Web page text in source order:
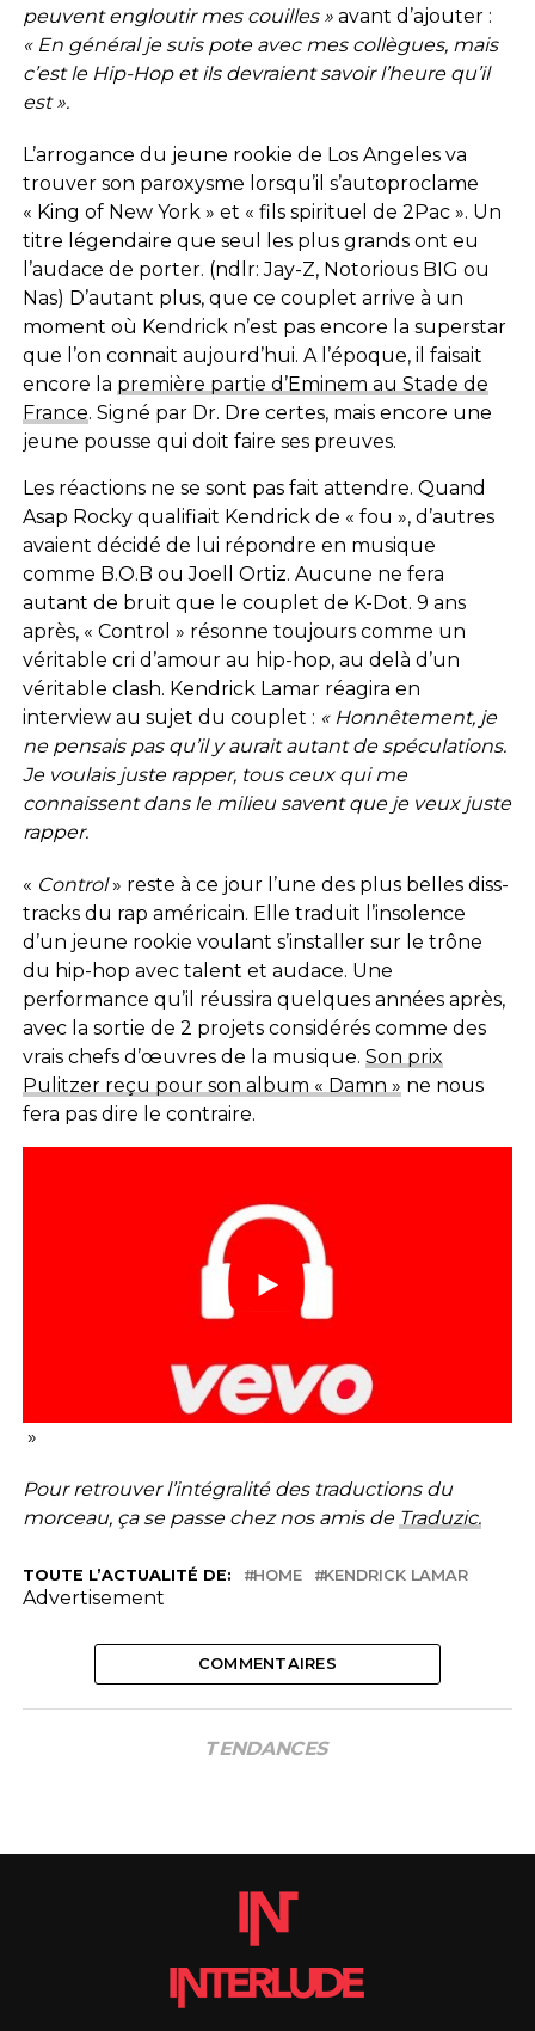
peuvent engloutir mes couilles » avant d’ajouter :
« En général je suis pote avec mes collègues, mais
c’est le Hip-Hop et ils devraient savoir l’heure qu’il
est ».
L’arrogance du jeune rookie de Los Angeles va
trouver son paroxysme lorsqu’il s’autoproclame
« King of New York » et « fils spirituel de 2Pac ». Un
titre légendaire que seul les plus grands ont eu
l’audace de porter. (ndlr: Jay-Z, Notorious BIG ou
Nas) D’autant plus, que ce couplet arrive à un
moment où Kendrick n’est pas encore la superstar
que l’on connait aujourd’hui. A l’époque, il faisait
encore la première partie d’Eminem au Stade de
France. Signé par Dr. Dre certes, mais encore une
jeune pousse qui doit faire ses preuves.
Les réactions ne se sont pas fait attendre. Quand
Asap Rocky qualifiait Kendrick de « fou », d’autres
avaient décidé de lui répondre en musique
comme B.O.B ou Joell Ortiz. Aucune ne fera
autant de bruit que le couplet de K-Dot. 9 ans
après, « Control » résonne toujours comme un
véritable cri d’amour au hip-hop, au delà d’un
véritable clash. Kendrick Lamar réagira en
interview au sujet du couplet : « Honnêtement, je
ne pensais pas qu’il y aurait autant de spéculations.
Je voulais juste rapper, tous ceux qui me
connaissent dans le milieu savent que je veux juste
rapper.
« Control» reste à ce jour l’une des plus belles diss-
tracks du rap américain. Elle traduit l’insolence
d’un jeune rookie voulant s’installer sur le trône
du hip-hop avec talent et audace. Une
performance qu’il réussira quelques années après,
avec la sortie de 2 projets considérés comme des
vrais chefs d’œuvres de la musique. Son prix
Pulitzer reçu pour son album « Damn » ne nous
fera pas dire le contraire.
»
Pour retrouver l’intégralité des traductions du
morceau, ça se passe chez nos amis de Traduzic.
TOUTE L’ACTUALITÉ DE: HOME KENDRICK LAMAR
Advertisement
COMMENTAIRES
TENDANCES